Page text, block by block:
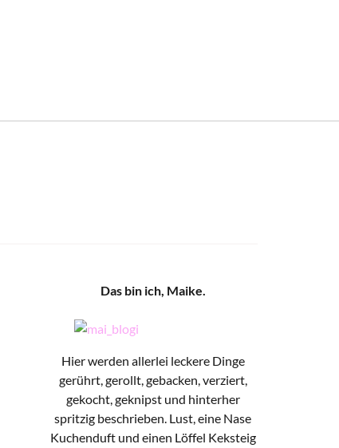
Das bin ich, Maike.
Hier werden allerlei leckere Dinge
gerührt, gerollt, gebacken, verziert,
gekocht, geknipst und hinterher
spritzig beschrieben. Lust, eine Nase
Kuchenduft und einen Löffel Keksteig